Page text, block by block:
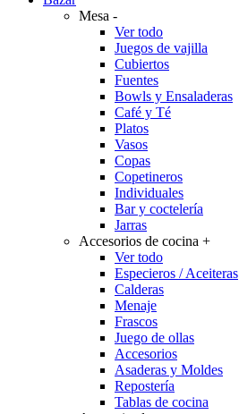
Mesa -
Ver todo
Juegos de vajilla
Cubiertos
Fuentes
Bowls y Ensaladeras
Café y Té
Platos
Vasos
Copas
Copetineros
Individuales
Bar y coctelería
Jarras
Accesorios de cocina +
Ver todo
Especieros / Aceiteras
Calderas
Menaje
Frascos
Juego de ollas
Accesorios
Asaderas y Moldes
Repostería
Tablas de cocina